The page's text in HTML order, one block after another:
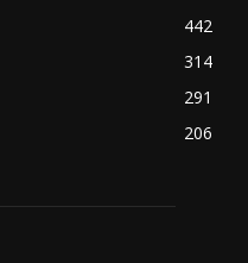
442
314
291
206